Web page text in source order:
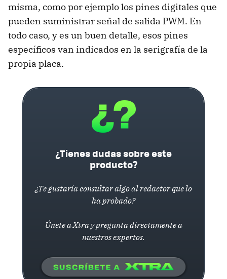
misma, como por ejemplo los pines digitales que
pueden suministrar señal de salida PWM. En
todo caso, y es un buen detalle, esos pines
específicos van indicados en la serigrafía de la
propia placa.
¿Tienes dudas sobre este
producto?
¿Te gustaría consultar algo al redactor que lo
ha probado?
Únete a Xtra y pregunta directamente a
nuestros expertos.